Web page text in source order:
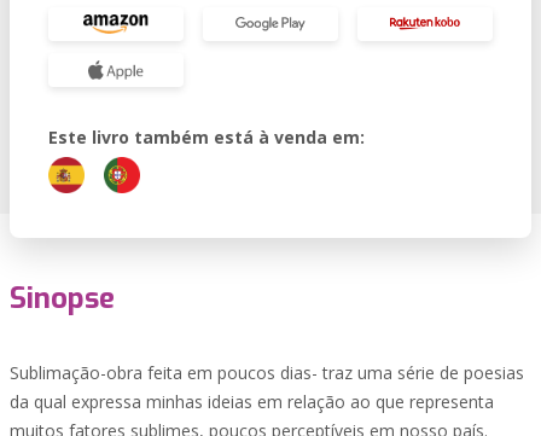
Este livro também está à venda em:
Sinopse
Sublimação-obra feita em poucos dias- traz uma série de poesias
da qual expressa minhas ideias em relação ao que representa
muitos fatores sublimes, poucos perceptíveis em nosso país.